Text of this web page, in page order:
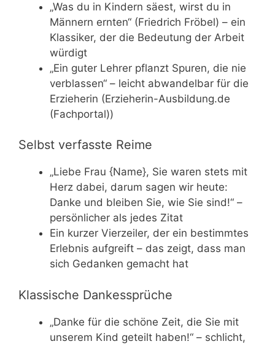
„Was du in Kindern säest, wirst du in
Männern ernten“ (Friedrich Fröbel) – ein
Klassiker, der die Bedeutung der Arbeit
würdigt
„Ein guter Lehrer pflanzt Spuren, die nie
verblassen“ – leicht abwandelbar für die
Erzieherin (Erzieherin-Ausbildung.de
(Fachportal))
Selbst verfasste Reime
„Liebe Frau {Name}, Sie waren stets mit
Herz dabei, darum sagen wir heute:
Danke und bleiben Sie, wie Sie sind!“ –
persönlicher als jedes Zitat
Ein kurzer Vierzeiler, der ein bestimmtes
Erlebnis aufgreift – das zeigt, dass man
sich Gedanken gemacht hat
Klassische Dankessprüche
„Danke für die schöne Zeit, die Sie mit
unserem Kind geteilt haben!“ – schlicht,